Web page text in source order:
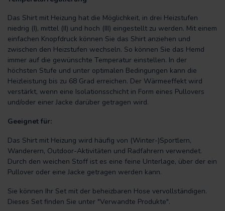
Das Shirt mit Heizung hat die Möglichkeit, in drei Heizstufen
niedrig (I), mittel (II) und hoch (III) eingestellt zu werden. Mit einem
einfachen Knopfdruck können Sie das Shirt anziehen und
zwischen den Heizstufen wechseln. So können Sie das Hemd
immer auf die gewünschte Temperatur einstellen. In der
höchsten Stufe und unter optimalen Bedingungen kann die
Heizleistung bis zu 68 Grad erreichen. Der Wärmeeffekt wird
verstärkt, wenn eine Isolationsschicht in Form eines Pullovers
und/oder einer Jacke darüber getragen wird.
Geeignet für:
Das Shirt mit Heizung wird häufig von (Winter-)Sportlern,
Wanderern, Outdoor-Aktivitäten und Radfahrern verwendet.
Durch den weichen Stoff ist es eine feine Unterlage, über der ein
Pullover oder eine Jacke getragen werden kann.
Sie können Ihr Set mit der beheizbaren Hose vervollständigen.
Dieses Set finden Sie unter "Verwandte Produkte".